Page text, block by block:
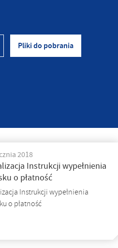
Pliki do pobrania
2018
Instrukcji wypełnienia
o płatność
Instrukcji wypełnienia
o płatność